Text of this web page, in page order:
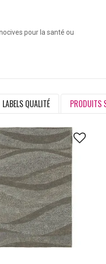
pour la santé ou
LABELS QUALITÉ PRODUITS